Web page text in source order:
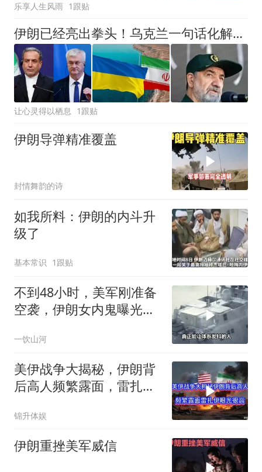
乐享人生风雨 1跟贴
伊朗已经亮出拳头！乌克兰一句话化解危机，泽连斯基躲过一劫
让心灵得以栖息 1跟贴
伊朗导弹精准覆盖
封情舞韵的诗
如我所料：伊朗的内斗升
级了
基本常识 1跟贴
不到48小时，美军刚准备
空袭，伊朗女内鬼曝光，
一饮山河
美伊战争大揭秘，伊朗背
后高人频繁露面，雷扎伊
锦升体娱
伊朗重挫美军威信